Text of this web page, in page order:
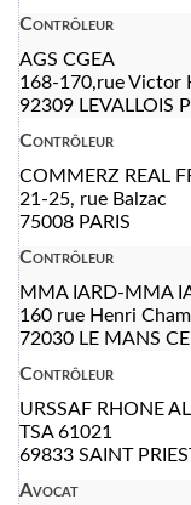
Contrôleur
AGS CGEA
168-170,rue Victor
92309 LEVALLOIS
Contrôleur
COMMERZ REAL
21-25, rue Balzac
75008 PARIS
Contrôleur
MMA IARD-MMA
160 rue Henri
72030 LE MANS
Contrôleur
URSSAF RHONE
TSA 61021
69833 SAINT
Avocat